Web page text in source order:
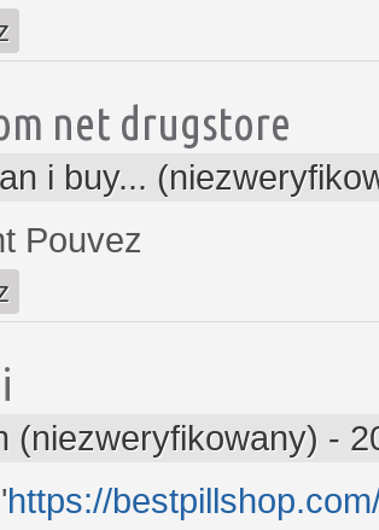
net drugstore
i buy...
Pouvez
(niezweryfikowany) -
https://